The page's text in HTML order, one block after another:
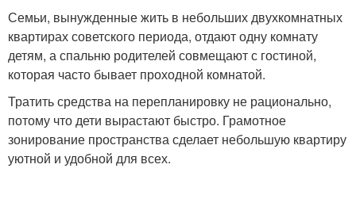
Семьи, вынужденные жить в небольших двухкомнатных
квартирах советского периода, отдают одну комнату
детям, а спальню родителей совмещают с гостиной,
которая часто бывает проходной комнатой.
Тратить средства на перепланировку не рационально,
потому что дети вырастают быстро. Грамотное
зонирование пространства сделает небольшую квартиру
уютной и удобной для всех.